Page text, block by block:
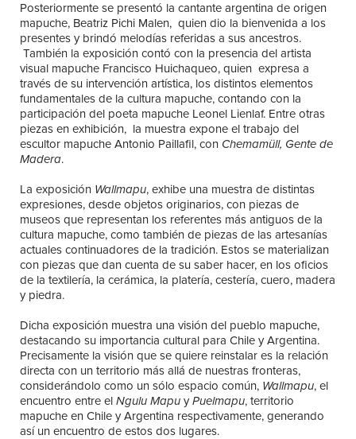
Posteriormente se presentó la cantante argentina de origen
mapuche, Beatriz Pichi Malen, quien dio la bienvenida a los
presentes y brindó melodías referidas a sus ancestros.
También la exposición contó con la presencia del artista
visual mapuche Francisco Huichaqueo, quien expresa a
través de su intervención artística, los distintos elementos
fundamentales de la cultura mapuche, contando con la
participación del poeta mapuche Leonel Lienlaf. Entre otras
piezas en exhibición, la muestra expone el trabajo del
escultor mapuche Antonio Paillafil, con Chemamüll, Gente de
Madera.
La exposición Wallmapu, exhibe una muestra de distintas
expresiones, desde objetos originarios, con piezas de
museos que representan los referentes más antiguos de la
cultura mapuche, como también de piezas de las artesanías
actuales continuadores de la tradición. Estos se materializan
con piezas que dan cuenta de su saber hacer, en los oficios
de la textilería, la cerámica, la platería, cestería, cuero, madera
y piedra.
Dicha exposición muestra una visión del pueblo mapuche,
destacando su importancia cultural para Chile y Argentina.
Precisamente la visión que se quiere reinstalar es la relación
directa con un territorio más allá de nuestras fronteras,
considerándolo como un sólo espacio común, Wallmapu, el
encuentro entre el Ngulu Mapu yPuelmapu, territorio
mapuche en Chile y Argentina respectivamente, generando
así un encuentro de estos dos lugares.